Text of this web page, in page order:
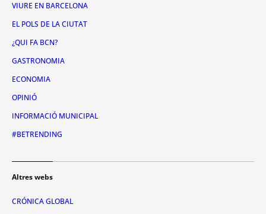
VIURE EN BARCELONA
EL POLS DE LA CIUTAT
¿QUI FA BCN?
GASTRONOMIA
ECONOMIA
OPINIÓ
INFORMACIÓ MUNICIPAL
#BETRENDING
Altres webs
CRÓNICA GLOBAL